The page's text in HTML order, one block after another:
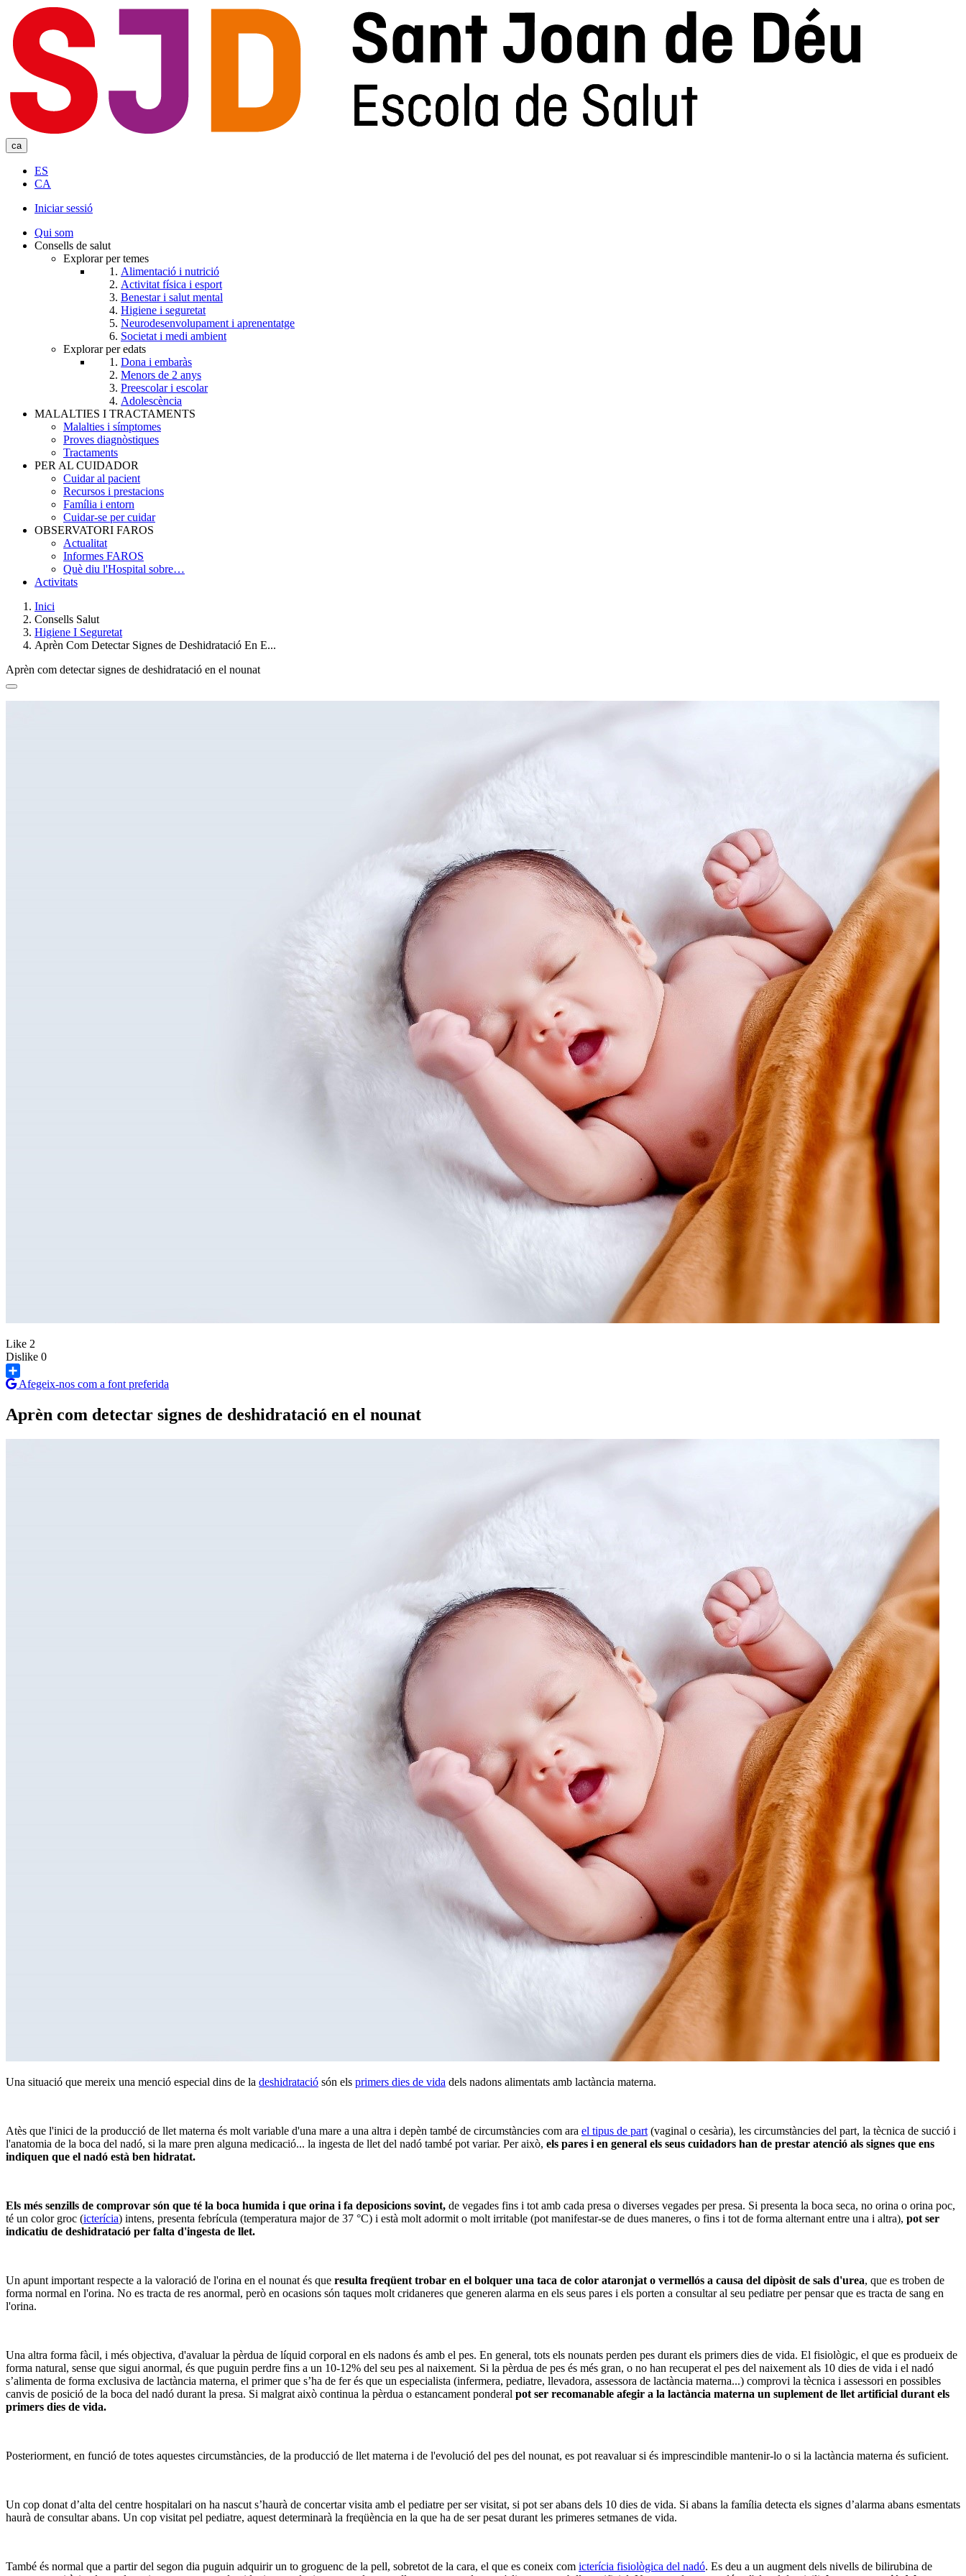
main
content
ca
ES
CA
User
account
Iniciar sessió
Qui som
Consells de salut
Explorar per temes
Alimentació i nutrició
Activitat física i esport
Benestar i salut mental
Higiene i seguretat
Neurodesenvolupament i aprenentatge
Societat i medi ambient
Explorar per edats
Dona i embaràs
Menors de 2 anys
Preescolar i escolar
Adolescència
MALALTIES I TRACTAMENTS
Malalties i símptomes
Proves diagnòstiques
Tractaments
PER AL CUIDADOR
Cuidar al pacient
Recursos i prestacions
Família i entorn
Cuidar-se per cuidar
OBSERVATORI FAROS
Actualitat
Informes FAROS
Què diu l'Hospital sobre…
Activitats
Breadcrumb
Inici
Consells Salut
Higiene I Seguretat
Aprèn Com Detectar Signes de Deshidratació En E...
Aprèn com detectar signes de deshidratació en el nounat
Like 2
Dislike 0
Share
Afegeix-nos com a font preferida
Aprèn com detectar signes de deshidratació en el nounat
Una situació que mereix una menció especial dins de la deshidratació són els primers dies de vida dels nadons alimentats amb lactància materna.
Atès que l'inici de la producció de llet materna és molt variable d'una mare a una altra i depèn també de circumstàncies com ara el tipus de part (vaginal o cesària), les circumstàncies del part, la tècnica de succió i
l'anatomia de la boca del nadó, si la mare pren alguna medicació... la ingesta de llet del nadó també pot variar. Per això, els pares i en general els seus cuidadors han de prestar atenció als signes que ens
indiquen que el nadó està ben hidratat.
Els més senzills de comprovar són que té la boca humida i que orina i fa deposicions sovint, de vegades fins i tot amb cada presa o diverses vegades per presa. Si presenta la boca seca, no orina o orina poc,
té un color groc (icterícia) intens, presenta febrícula (temperatura major de 37 °C) i està molt adormit o molt irritable (pot manifestar-se de dues maneres, o fins i tot de forma alternant entre una i altra), pot ser
indicatiu de deshidratació per falta d'ingesta de llet.
Un apunt important respecte a la valoració de l'orina en el nounat és que resulta freqüent trobar en el bolquer una taca de color ataronjat o vermellós a causa del dipòsit de sals d'urea, que es troben de
forma normal en l'orina. No es tracta de res anormal, però en ocasions són taques molt cridaneres que generen alarma en els seus pares i els porten a consultar al seu pediatre per pensar que es tracta de sang en
l'orina.
Una altra forma fàcil, i més objectiva, d'avaluar la pèrdua de líquid corporal en els nadons és amb el pes. En general, tots els nounats perden pes durant els primers dies de vida. El fisiològic, el que es produeix de
forma natural, sense que sigui anormal, és que puguin perdre fins a un 10-12% del seu pes al naixement. Si la pèrdua de pes és més gran, o no han recuperat el pes del naixement als 10 dies de vida i el nadó
s’alimenta de forma exclusiva de lactància materna, el primer que s’ha de fer és que un especialista (infermera, pediatre, llevadora, assessora de lactància materna...) comprovi la tècnica i assessori en possibles
canvis de posició de la boca del nadó durant la presa. Si malgrat això continua la pèrdua o estancament ponderal pot ser recomanable afegir a la lactància materna un suplement de llet artificial durant els
primers dies de vida.
Posteriorment, en funció de totes aquestes circumstàncies, de la producció de llet materna i de l'evolució del pes del nounat, es pot reavaluar si és imprescindible mantenir-lo o si la lactància materna és suficient.
Un cop donat d’alta del centre hospitalari on ha nascut s’haurà de concertar visita amb el pediatre per ser visitat, si pot ser abans dels 10 dies de vida. Si abans la família detecta els signes d’alarma abans esmentats
haurà de consultar abans. Un cop visitat pel pediatre, aquest determinarà la freqüència en la que ha de ser pesat durant les primeres setmanes de vida.
També és normal que a partir del segon dia puguin adquirir un to groguenc de la pell, sobretot de la cara, el que es coneix com icterícia fisiològica del nadó. Es deu a un augment dels nivells de bilirubina de